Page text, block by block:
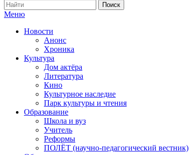
Меню
Новости
Анонс
Хроника
Культура
Дом актёра
Литература
Кино
Культурное наследие
Парк культуры и чтения
Образование
Школа и вуз
Учитель
Реформы
ПОЛЁТ (научно-педагогический вестник)